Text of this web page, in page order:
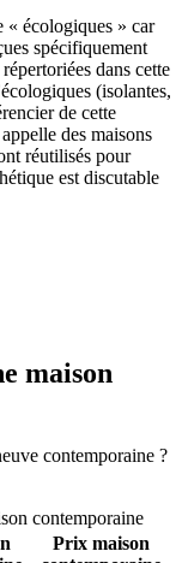
« écologiques » car
spécifiquement
dans cette
(isolantes,
de cette
des maisons
réutilisés pour
est discutable
maison
contemporaine ?
contemporaine
Prix maison